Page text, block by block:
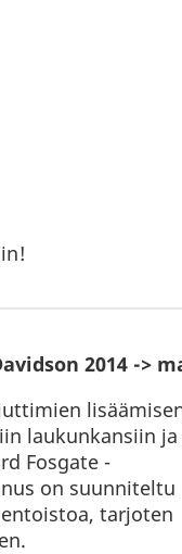
2014 ->
laukunkansiin
Fosgate -
on suunniteltu
tarjoten